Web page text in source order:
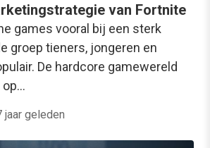
van Fortnite
games vooral bij een sterk
groep tieners, jongeren en
De hardcore gamewereld
op…
jaar geleden